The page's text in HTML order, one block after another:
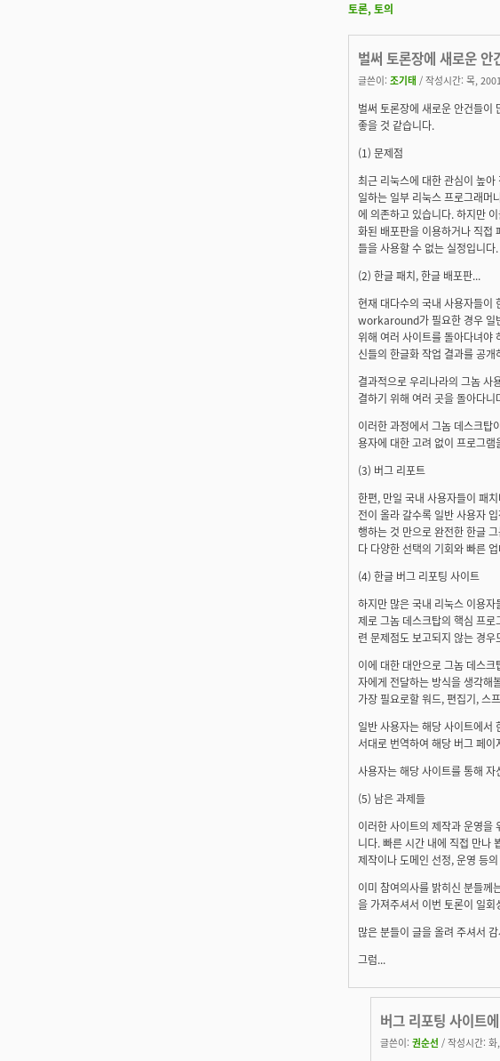
토론, 토의
벌써 토론장에 새로운
글쓴이: 조기태 / 작성시간: 목,
벌써 토론장에 새로운 안건들이
좋을 것 같습니다.
(1) 문제점
최근 리눅스에 대한 관심이 높
일하는 일부 리눅스 프로그래머
에 의존하고 있습니다. 하지만
화된 배포판을 이용하거나 직접
들을 사용할 수 없는 실정입니다.
(2) 한글 패치, 한글 배포판...
현재 대다수의 국내 사용자들이
workaround가 필요한 경우 일
위해 여러 사이트를 돌아다녀야
신들의 한글화 작업 결과를 공
결과적으로 우리나라의 그놈 사
결하기 위해 여러 곳을 돌아다
이러한 과정에서 그놈 데스크탑
용자에 대한 고려 없이 프로그램
(3) 버그 리포트
한편, 만일 국내 사용자들이 패
전이 올라 갈수록 일반 사용자
행하는 것 만으로 완전한 한글
다 다양한 선택의 기회와 빠른
(4) 한글 버그 리포팅 사이트
하지만 많은 국내 리눅스 이용
제로 그놈 데스크탑의 핵심 프
련 문제점도 보고되지 않는 경우
이에 대한 대안으로 그놈 데스
자에게 전달하는 방식을 생각해
가장 필요로할 워드, 편집기, 스
일반 사용자는 해당 사이트에서
서대로 번역하여 해당 버그 페이
사용자는 해당 사이트를 통해
(5) 남은 과제들
이러한 사이트의 제작과 운영을
니다. 빠른 시간 내에 직접 만나
제작이나 도메인 선정, 운영 등
이미 참여의사를 밝히신 분들께
을 가져주셔서 이번 토론이 일
많은 분들이 글을 올려 주셔서
그럼...
버그 리포팅 사이트
글쓴이: 권순선 / 작성시간: